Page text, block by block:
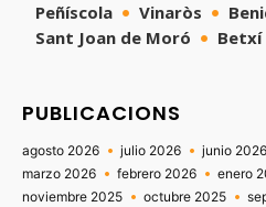
Peñíscola
Vinaròs
Sant Joan de Moró
Betxí
PUBLICACIONS
agosto 2026 julio 2026 junio 2026
marzo 2026
febrero 2026 enero
noviembre 2025
octubre 2025